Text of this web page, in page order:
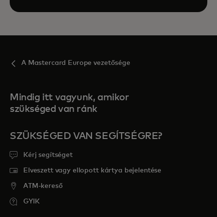
A Mastercard Europe vezetősége
Mindig itt vagyunk, amikor
szükséged van ránk
SZÜKSÉGED VAN SEGÍTSÉGRE?
Kérj segítséget
Elveszett vagy ellopott kártya bejelentése
ATM-kereső
GYIK